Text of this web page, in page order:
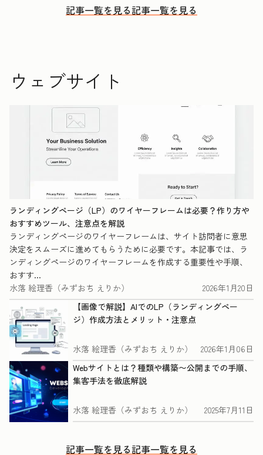
記事一覧を見る記事一覧を見る
ウェブサイト
ランディングページ（LP）のワイヤーフレームは必要？作り方や
おすすめツール、注意点を解説
ランディングページのワイヤーフレームは、サイト訪問者に意思
決定をスムーズに進めてもらうために必要です。本記事では、ラ
ンディングページのワイヤーフレームを作成する重要性や手順、
おすす...
水落 絵理香（みずおち えりか）
2026年1月20日
【画像で解説】AIでのLP（ランディングペー
ジ）作成方法とメリット・注意点
水落 絵理香（みずおち えりか）
2026年1月06日
Webサイトとは？種類や構築〜公開までの手順、
集客手法を徹底解説
水落 絵理香（みずおち えりか） 2025年7月11日
記事一覧を見る記事一覧を見る